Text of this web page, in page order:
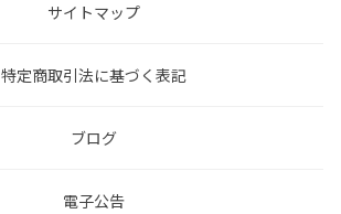
サイトマップ
特定商取引法に基づく表記
ブログ
電子公告